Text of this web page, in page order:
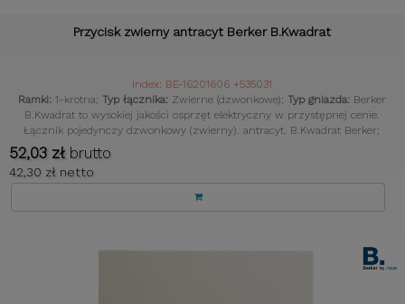
Przycisk zwierny antracyt Berker B.Kwadrat
Index: BE-16201606 +535031
Ramki: 1-krotna; Typ łącznika: Zwierne (dzwonkowe); Typ gniazda: Berker
B.Kwadrat to wysokiej jakości osprzęt elektryczny w przystępnej cenie.
Łącznik pojedynczy dzwonkowy (zwierny). antracyt. B.Kwadrat Berker;
52,03 zł brutto
42,30 zł netto